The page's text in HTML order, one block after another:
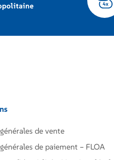
de vente
de paiement – FLOA